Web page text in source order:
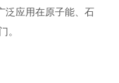
泛应用在原子能、石
。